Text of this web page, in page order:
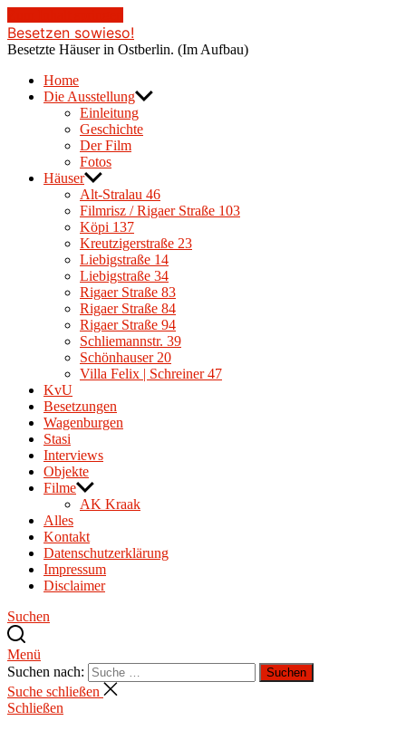
Besetzen sowieso!
Besetzte Häuser in Ostberlin. (Im Aufbau)
Home
Die Ausstellung
Einleitung
Geschichte
Der Film
Fotos
Häuser
Alt-Stralau 46
Filmrisz / Rigaer Straße 103
Köpi 137
Kreutzigerstraße 23
Liebigstraße 14
Liebigstraße 34
Rigaer Straße 83
Rigaer Straße 84
Rigaer Straße 94
Schliemannstr. 39
Schönhauser 20
Villa Felix | Schreiner 47
KvU
Besetzungen
Wagenburgen
Stasi
Interviews
Objekte
Filme
AK Kraak
Alles
Kontakt
Datenschutzerklärung
Impressum
Disclaimer
Suchen
Menü
Suchen nach:
Suchen
Suche schließen
Schließen